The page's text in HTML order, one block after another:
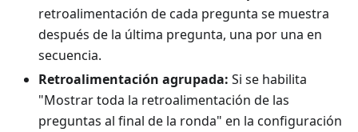
retroalimentación de cada pregunta se muestra
después de la última pregunta, una por una en
secuencia.
Retroalimentación agrupada: Si se habilita
"Mostrar toda la retroalimentación de las
preguntas al final de la ronda" en la configuración